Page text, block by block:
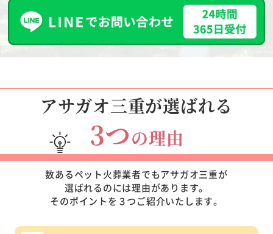
アサガオ三重が選ばれる
3つの理由
数あるペット火葬業者でもアサガオ三重が
選ばれるのには理由があります。
そのポイントを３つご紹介いたします。